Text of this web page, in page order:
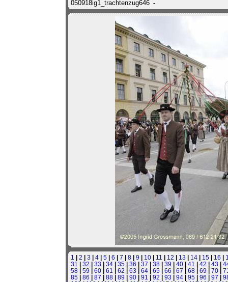
050918ig1_trachtenzug646 -
1 | 2 | 3 | 4| 5| 6 | 7 | 8| 9 | 10| 11 | 12 | 13 | 14| 15| 16 |
31 | 32 | 33 | 34| 35| 36 | 37 | 38| 39 | 40| 41 | 42 | 43 |
58| 59 | 60| 61 | 62 | 63 | 64| 65| 66 | 67 | 68| 69 | 70|
85| 86 | 87 | 88| 89 | 90| 91 | 92 | 93 | 94| 95| 96 | 97 |